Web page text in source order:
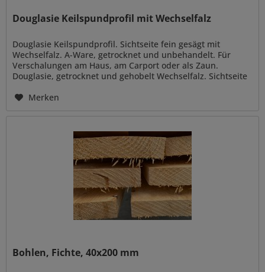
Douglasie Keilspundprofil mit Wechselfalz
Douglasie Keilspundprofil. Sichtseite fein gesägt mit
Wechselfalz. A-Ware, getrocknet und unbehandelt. Für
Verschalungen am Haus, am Carport oder als Zaun.
Douglasie, getrocknet und gehobelt Wechselfalz. Sichtseite
Merken
Bohlen, Fichte, 40x200 mm